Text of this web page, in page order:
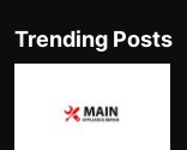
Trending Posts